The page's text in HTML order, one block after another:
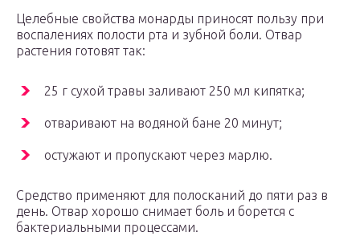
Целебные свойства монарды приносят пользу при
воспалениях полости рта и зубной боли. Отвар
растения готовят так:
25 г сухой травы заливают 250 мл кипятка;
отваривают на водяной бане 20 минут;
остужают и пропускают через марлю.
Средство применяют для полосканий до пяти раз в
день. Отвар хорошо снимает боль и борется с
бактериальными процессами.